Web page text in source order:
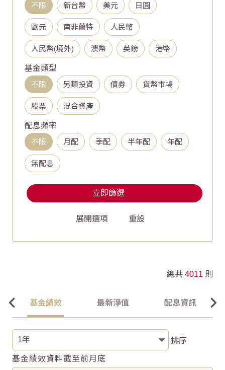
不限
新台幣 美元 日圓
歐元 南非蘭特 人民幣
人民幣(境外) 澳幣 英鎊 港幣
基金類型
不限
另類投資 債券 貨幣市場
股票 混合資產
配息頻率
不限
月配 季配 半年配 年配
無配息
立即篩選
重設
總共 4011 則
基金績效 最新淨值 配息資訊
排序
基金績效資料截至前月底